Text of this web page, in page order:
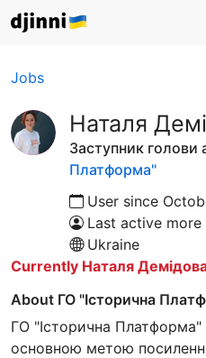
Jobs
Наталя
Заступник голови
Платформа"
User since
Last active
Ukraine
Currently Наталя
About ГО "Історична
ГО "Історична
основною метою